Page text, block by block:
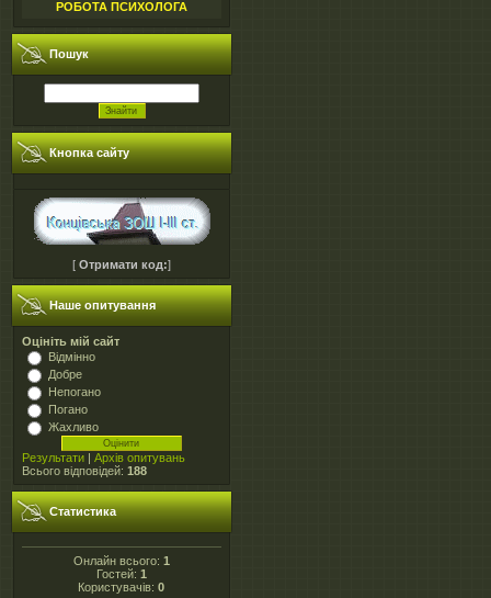
РОБОТА ПСИХОЛОГА
Пошук
Кнопка сайту
[ Отримати код:]
Наше опитування
Оцініть мій сайт
Відмінно
Добре
Непогано
Погано
Жахливо
Результати | Архів опитувань
Всього відповідей: 188
Статистика
Онлайн всього: 1
Гостей: 1
Користувачів:0